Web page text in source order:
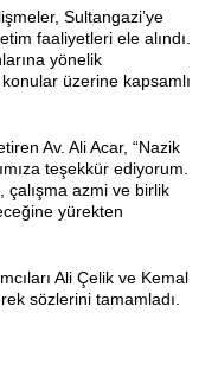
Sultangazi’ye
faaliyetleri ele alındı.
yönelik
üzerine kapsamlı
Av. Ali Acar, “Nazik
teşekkür ediyorum.
çalışma azmi ve birlik
yürekten
Ali Çelik ve Kemal
sözlerini tamamladı.